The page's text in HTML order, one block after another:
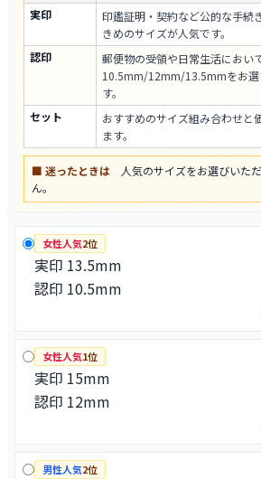
実印
印鑑証明・契約など公的な手続
きめのサイズが人気です。
認印
郵便物の受領や日常生活におい
10.5mm/12mm/13.5mmをお選
す。
セット
おすすめのサイズ組み合わせと
ます。
■ 迷ったときは 人気のサイズをお選びいた
ん。
女性人気2位
実印 13.5mm
認印 10.5mm
女性人気1位
実印 15mm
認印 12mm
男性人気2位